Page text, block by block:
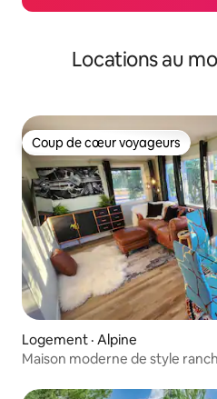
Locations au
Coup de cœur voyageurs
Coup de cœur voyageurs
Logement · Alpine
Maison moderne de style